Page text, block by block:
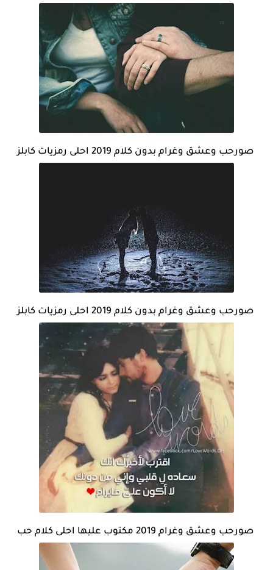
صورحب وعشق وغرام بدون كلام 2019 احلى رمزيات كابلز
صورحب وعشق وغرام بدون كلام 2019 احلى رمزيات كابلز
صورحب وعشق وغرام 2019 مكتوب عليها احلى كلام حب